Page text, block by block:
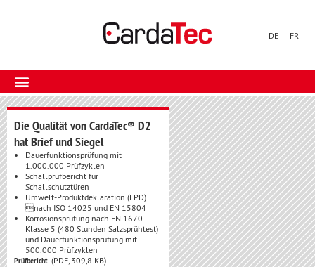
DE FR
Die Qualität von CardaTec® D2
hat Brief und Siegel
Dauerfunktionsprüfung mit
1.000.000 Prüfzyklen
Schallprüfbericht für
Schallschutztüren
Umwelt-Produktdeklaration (EPD)
nach ISO 14025 und EN 15804
Korrosionsprüfung nach EN 1670
Klasse 5 (480 Stunden Salzsprühtest)
und Dauerfunktionsprüfung mit
500.000 Prüfzyklen
Prüfbericht(PDF, 309,8 KB)